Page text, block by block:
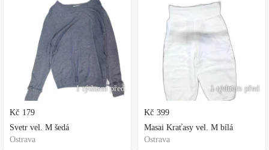
1 týdnem před
Kč 179
Svetr vel. M šedá
Ostrava
1 týdnem před
Kč 399
Masai Kraťasy vel. M bílá
Ostrava